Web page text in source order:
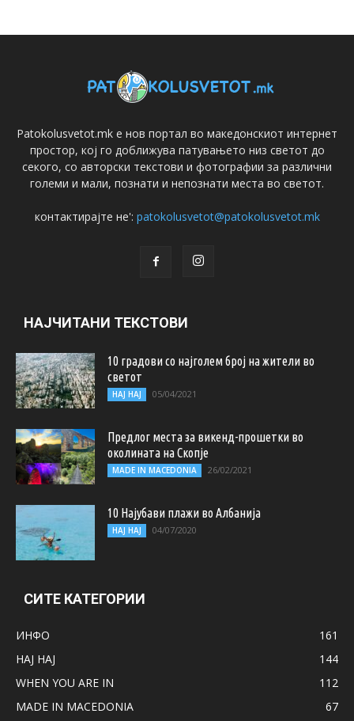
Patokolusvetot.mk е нов портал во македонскиот интернет
простор, кој го доближува патувањето низ светот до
секого, со авторски текстови и фотографии за различни
големи и мали, познати и непознати места во светот.
контактирајте не': patokolusvetot@patokolusvetot.mk
НАЈЧИТАНИ ТЕКСТОВИ
10 градови со најголем број на жители во
светот
НАЈ НАЈ 05/04/2021
Предлог места за викенд-прошетки во
околината на Скопје
MADE IN MACEDONIA 26/02/2021
10 Најубави плажи во Албанија
НАЈ НАЈ 04/07/2020
СИТЕ КАТЕГОРИИ
ИНФО
161
НАЈ НАЈ
144
WHEN YOU ARE IN
112
MADE IN MACEDONIA
67